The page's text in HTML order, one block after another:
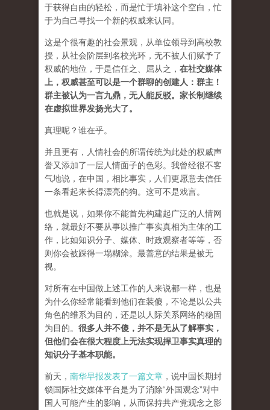
于获得自由的轻松，而是忙于填补这个空白，忙
于为自己寻找一个新的权威来认同。
这是个很有趣的社会景观，从单位领导到高校教
授，从社会阶层到名校光环，无不被人们赋予了
权威的地位，于是信任之、屈从之， 在社交媒体
上，权威甚至可以是一个群聊的创建人：群主！
群主被认为一言九鼎，无人能反驳。家长制继续
在虚拟世界发扬光大了。
真理呢？谁在乎。
并且更有，人情社会的所谓传统为此处的权威声
誉又添加了一层人情面子的色彩。我曾经很不客
气地说，在中国，相比事实，人们更愿意去信任
一条看起来长得漂亮的狗。这可不是戏言。
也就是说，如果你不能首先构建起广泛的人情网
络，就最好不要从事以推广事实真相为主体的工
作，比如知识分子、媒体、时政观察者等等，否
则你会被踩得一塌糊涂。最善意的结果是被无
视。
对所有在中国做上述工作的人来说都一样，也是
为什么你经常能看到他们在装傻，不论是以公共
角色的维系为目的，还是以人际关系网络的稳固
为目的。 很多人并不傻，并不是无从了解事实，
但他们会在很大程度上无法实现捍卫事实真理的
知识分子基本职能。
前天， 南华早报发表了一篇文章 ，说中国长期封
锁国际社交媒体平台是为了消除“外国观念”对中
国人可能产生的影响，从而保持共产党观念之影